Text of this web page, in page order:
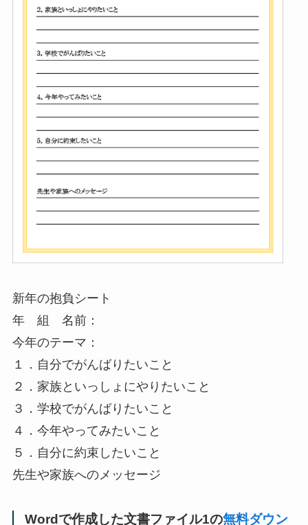
新年の抱負シート
年 組 名前：
今年のテーマ：
１．自分でがんばりたいこと
２．家族といっしょにやりたいこと
３．学校でがんばりたいこと
４．今年やってみたいこと
５．自分に約束したいこと
先生や家族へのメッセージ
Wordで作成した文書ファイル1の無料ダウン